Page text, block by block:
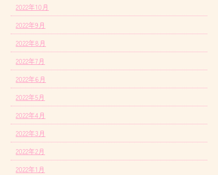
2022年10月
2022年9月
2022年8月
2022年7月
2022年6月
2022年5月
2022年4月
2022年3月
2022年2月
2022年1月